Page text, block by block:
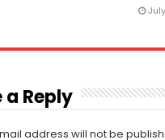
a Reply
address will not be